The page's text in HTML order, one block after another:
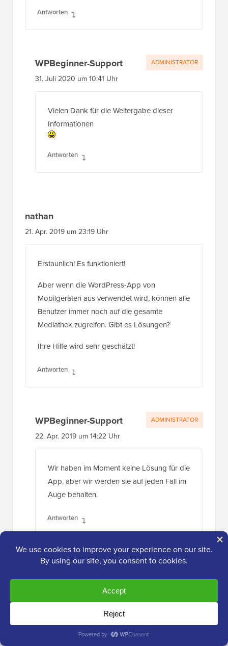
Antworten
WPBeginner-Support
31. Juli 2020 um 10:41 Uhr
Vielen Dank für die Weitergabe dieser
Informationen
Antworten
ADMINISTRATOR
nathan
21. Apr. 2019 um 23:19 Uhr
Erstaunlich! Es funktioniert!
Aber wenn die WordPress-App von
Mobilgeräten aus verwendet wird, können alle
Benutzer immer noch auf die gesamte
Mediathek zugreifen. Gibt es Lösungen?
Ihre Hilfe wird sehr geschätzt!
Antworten
WPBeginner-Support
22. Apr. 2019 um 14:22 Uhr
Wir haben im Moment keine Lösung für die
App, aber wir werden sie auf jeden Fall im
Auge behalten.
Antworten
ADMINISTRATOR
Alvaro Gomez
22. Feb. 2019 um 18:41 Uhr
Vielen Dank, dass Sie mein Plugin erwähnt